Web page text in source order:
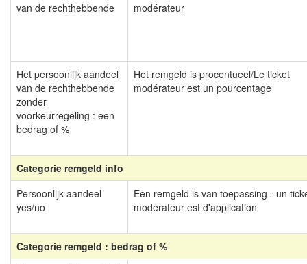
van de rechthebbende
modérateur
Het persoonlijk aandeel
van de rechthebbende
zonder
voorkeurregeling : een
bedrag of %
Het remgeld is procentueel/Le ticket
modérateur est un pourcentage
Categorie remgeld info
Persoonlijk aandeel
yes/no
Een remgeld is van toepassing - un
modérateur est d'application
Categorie remgeld : bedrag of %